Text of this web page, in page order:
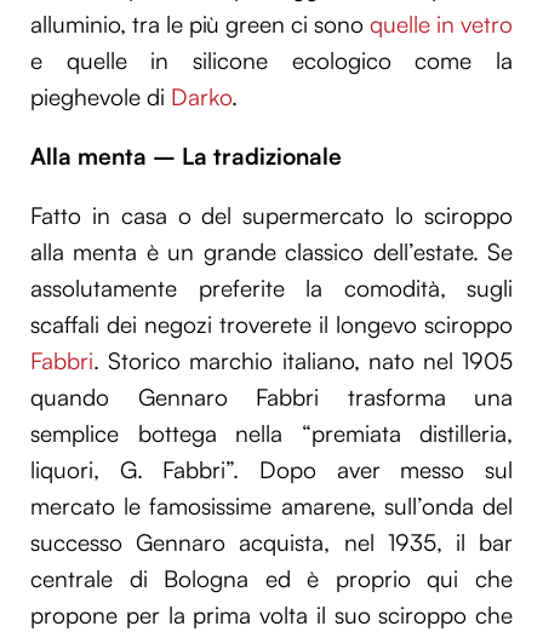
alluminio, tra le più green ci sono quelle in vetro
e quelle in silicone ecologico come la
pieghevole di Darko.
Alla menta – La tradizionale
Fatto in casa o del supermercato lo sciroppo
alla menta è un grande classico dell’estate. Se
assolutamente preferite la comodità, sugli
scaffali dei negozi troverete il longevo sciroppo
Fabbri. Storico marchio italiano, nato nel 1905
quando Gennaro Fabbri trasforma una
semplice bottega nella “premiata distilleria,
liquori, G. Fabbri”. Dopo aver messo sul
mercato le famosissime amarene, sull’onda del
successo Gennaro acquista, nel 1935, il bar
centrale di Bologna ed è proprio qui che
propone per la prima volta il suo sciroppo che